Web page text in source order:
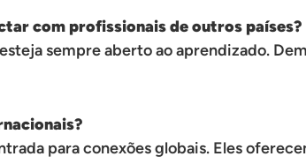
com profissionais de outros países?
sempre aberto ao aprendizado.
para conexões globais. Eles